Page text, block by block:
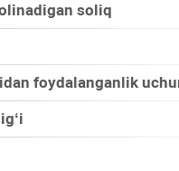
soliq
foydalanganlik